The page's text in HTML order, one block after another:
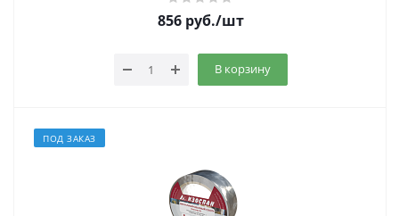
856руб./шт
В корзину
ПОД ЗАКАЗ